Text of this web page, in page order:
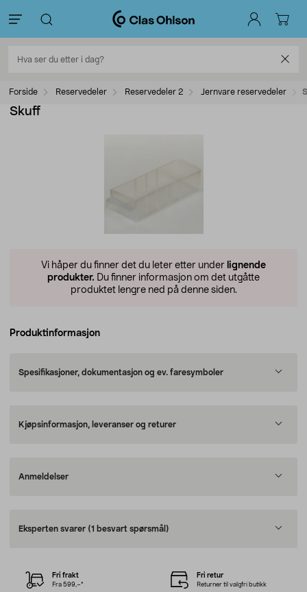
Forside Reservedeler Reservedeler 2 Jernvare reservedeler
Skuff
Vi håper du finner det du leter etter under lignende
produkter. Du finner informasjon om det utgåtte
produktet lengre ned på denne siden.
Produktinformasjon
Spesifikasjoner, dokumentasjon og ev. faresymboler
Kjøpsinformasjon, leveranser og returer
Anmeldelser
Eksperten svarer (1 besvart spørsmål)
Fri frakt
Fra 599,–*
Fri retur
Returner til valgfri butikk